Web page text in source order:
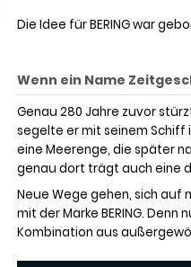
Die Idee für BERING war
Wenn ein Name
Genau 280 Jahre zuvor
segelte er mit seinem Schiff
eine Meerenge, die später
genau dort trägt auch eine
Neue Wege gehen, sich auf
mit der Marke BERING. Denn
Kombination aus